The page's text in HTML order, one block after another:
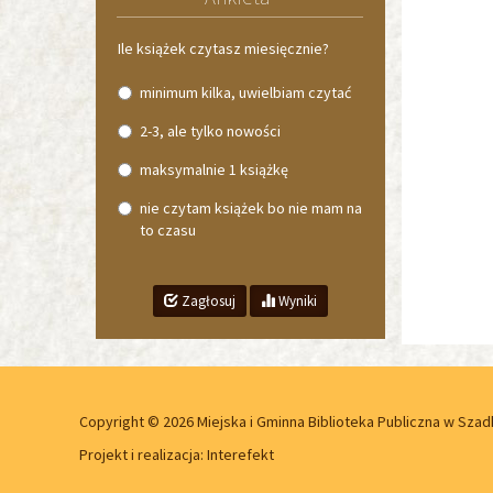
Ile książek czytasz miesięcznie?
minimum kilka, uwielbiam czytać
2-3, ale tylko nowości
maksymalnie 1 książkę
nie czytam książek bo nie mam na
to czasu
Zagłosuj Wyniki
Copyright © 2026 Miejska i Gminna Biblioteka Publiczna w
Projekt i realizacja: Interefekt